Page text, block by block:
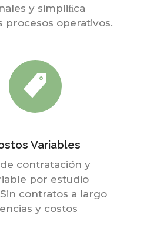
y simpliﬁca
procesos operativos.
Variables
contratación y
por estudio
contratos a largo
y costos